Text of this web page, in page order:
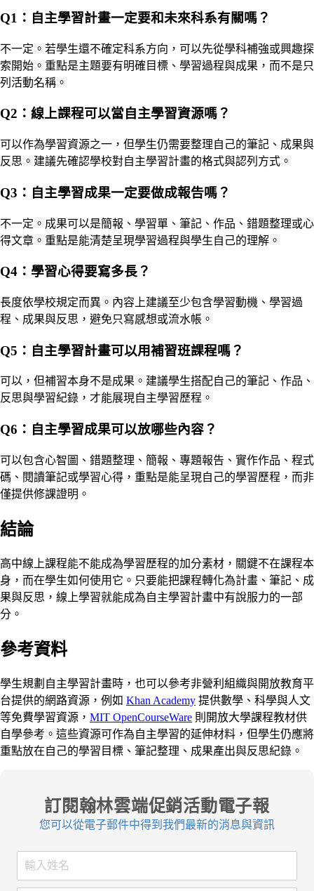
Q1：自主學習計畫一定要和未來科系有關嗎？
不一定。若學生還不確定科系方向，可以先從學科補強或興趣探
索開始。重點是主題要有明確目標、學習過程與成果，而不是只
列活動名稱。
Q2：線上課程可以當自主學習資源嗎？
可以作為學習資源之一，但學生仍需要整理自己的筆記、成果與
反思。建議先確認學校對自主學習計畫的格式與認列方式。
Q3：自主學習成果一定要做成報告嗎？
不一定。成果可以是簡報、學習單、筆記、作品、錯題整理或心
得文章。重點是能清楚呈現學習過程與學生自己的理解。
Q4：學習心得要寫多長？
長度依學校規定而異。內容上建議至少包含學習動機、學習過
程、成果與反思，避免只寫感想或流水帳。
Q5：自主學習計畫可以用補習班課程嗎？
可以，但補習本身不是成果。建議學生搭配自己的筆記、作品、
反思與學習紀錄，才能展現自主學習歷程。
Q6：自主學習成果可以放哪些內容？
可以包含心智圖、錯題整理、簡報、專題報告、實作作品、程式
碼、閱讀筆記或學習心得，重點是能呈現自己的學習歷程，而非
僅提供修課證明。
結論
高中線上課程能不能成為學習歷程的加分素材，關鍵不在課程本
身，而在學生如何使用它。只要能把課程轉化為計畫、筆記、成
果與反思，線上學習就能成為自主學習計畫中有說服力的一部
分。
參考資料
學生規劃自主學習計畫時，也可以參考非營利組織與開放教育平
台提供的網路資源，例如 Khan Academy 提供數學、科學與人文
等免費學習資源， MIT OpenCourseWare 則開放大學課程教材供
自學參考。這些資源可作為自主學習的延伸材料，但學生仍應將
重點放在自己的學習目標、筆記整理、成果產出與反思紀錄。
訂閱翰林雲端促銷活動電子報
您可以從電子郵件中得到我們最新的消息與資訊